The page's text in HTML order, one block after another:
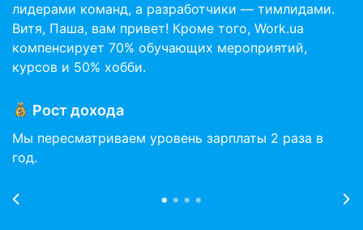
лидерами команд, а разработчики — тимлидами.
Витя, Паша, вам привет! Кроме того, Work.ua
компенсирует 70% обучающих мероприятий,
курсов и 50% хобби.
Рост дохода
Мы пересматриваем уровень зарплаты 2 раза в
год.